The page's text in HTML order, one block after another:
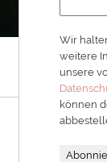
Wir
weitere
unsere
können